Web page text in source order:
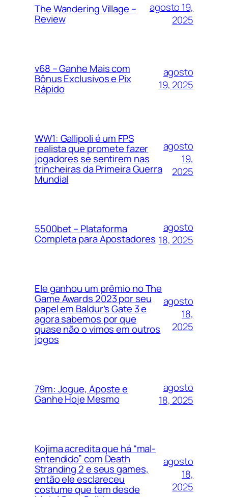
The Wandering Village –
Review
agosto 19,
2025
v68 – Ganhe Mais com
Bônus Exclusivos e Pix
Rápido
agosto
19, 2025
WW1: Gallipoli é um FPS
realista que promete fazer
jogadores se sentirem nas
trincheiras da Primeira Guerra
Mundial
agosto
19,
2025
5500bet – Plataforma
Completa para Apostadores
agosto
18, 2025
Ele ganhou um prêmio no The
Game Awards 2023 por seu
papel em Baldur’s Gate 3 e
agora sabemos por que
quase não o vimos em outros
jogos
agosto
18,
2025
79m: Jogue, Aposte e
Ganhe Hoje Mesmo
agosto
18, 2025
Kojima acredita que há “mal-
entendido” com Death
Stranding 2 e seus games,
então ele esclareceu
costume que tem desde
agosto
18,
2025